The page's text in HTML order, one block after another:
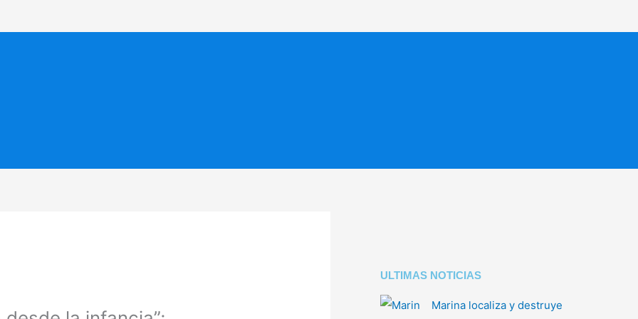
ULTIMAS NOTICIAS
Marina localiza y destruye